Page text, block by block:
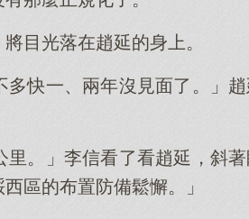
目光落在趙延的身上。
多快一、兩年沒見面了。」
里。」李信看了看趙延，斜
區的布置防備鬆懈。」